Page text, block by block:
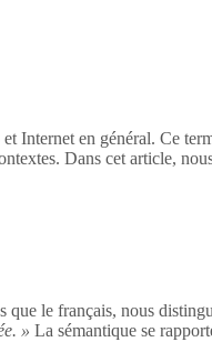
Internet en général. Ce
Dans cet article,
que le français, nous
» La sémantique se